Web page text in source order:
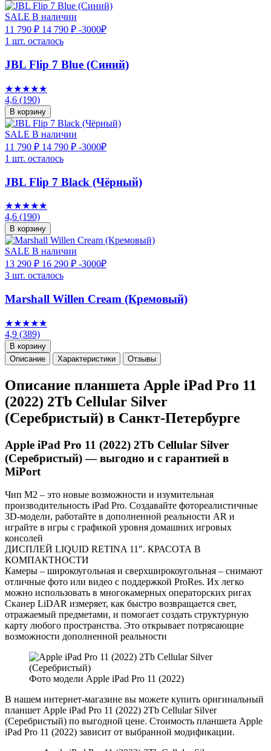
SALE В наличии
11 790 ₽ 14 790 ₽ -3000₽
1 шт. осталось
JBL Flip 7 Blue (Синий)
★★★★★
4,6 (190)
В корзину
SALE В наличии
11 790 ₽ 14 790 ₽ -3000₽
1 шт. осталось
JBL Flip 7 Black (Чёрный)
★★★★★
4,6 (190)
В корзину
SALE В наличии
13 290 ₽ 16 290 ₽ -3000₽
3 шт. осталось
Marshall Willen Cream (Кремовый)
★★★★★
4,9 (389)
В корзину
Описание
Характеристики Отзывы
Описание планшета Apple iPad Pro 11
(2022) 2Tb Cellular Silver
(Серебристый) в Санкт-Петербурге
Apple iPad Pro 11 (2022) 2Tb Cellular Silver
(Серебристый) — выгодно и с гарантией в
MiPort
Чип M2 – это новые возможности и изумительная
производительность iPad Pro. Создавайте фотореалистичные
3D-модели, работайте в дополненной реальности AR и
играйте в игры с графикой уровня домашних игровых
консолей
ДИСПЛЕЙ LIQUID RETINA 11″. КРАСОТА В
КОМПАКТНОСТИ
Камеры – широкоугольная и сверхширокоугольная – снимают
отличные фото или видео с поддержкой ProRes. Их легко
можно использовать в многокамерных операторских ригах
Сканер LiDAR измеряет, как быстро возвращается свет,
отражаемый предметами, и помогает создать структурную
карту любого пространства. Это открывает потрясающие
возможности дополненной реальности
Фото модели Apple iPad Pro 11 (2022)
В нашем интернет-магазине вы можете купить оригинальный
планшет Apple iPad Pro 11 (2022) 2Tb Cellular Silver
(Серебристый) по выгодной цене. Стоимость планшета Apple
iPad Pro 11 (2022) зависит от выбранной модификации.